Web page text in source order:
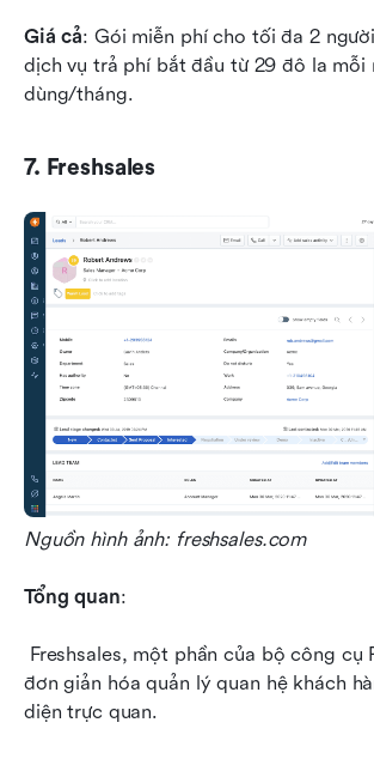
Giá cả: Gói miễn phí cho tối đa 2
dịch vụ trả phí bắt đầu từ 29 đô la mỗi
dùng/tháng.
7. Freshsales
Nguồn hình ảnh: freshsales.com
Tổng quan:
đơn giản hóa quản lý quan hệ khách
diện trực quan.